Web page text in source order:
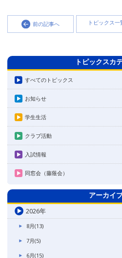
前の記事へ トピックス一
トピックスカ
すべてのトピックス
お知らせ
学生生活
クラブ活動
入試情報
同窓会（藤蔭会）
アーカイ
2026年
8月(13)
7月(5)
6月(15)